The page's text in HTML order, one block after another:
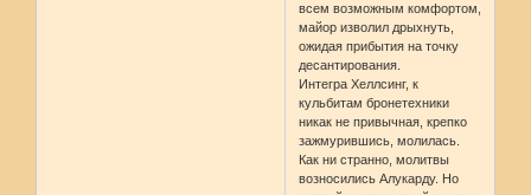
всем возможным комфортом,
майор изволил дрыхнуть,
ожидая прибытия на точку
десантирования.
Интегра Хеллсинг, к
кульбитам бронетехники
никак не привычная, крепко
зажмурившись, молилась.
Как ни странно, молитвы
возносились Алукарду. Но